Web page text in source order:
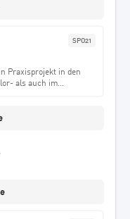
und Rückmeldung
SPO21
Praxisprojekt in den
als auch im